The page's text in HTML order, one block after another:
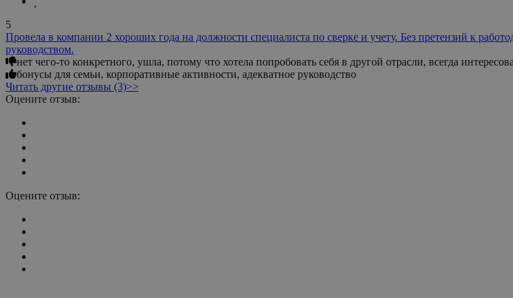
5
Провела в компании 2 хороших года на должности специалиста по сверке и учету. Без претензий к
руководством.
нет чего-то конкретного, ушла, потому что хотела попробовать себя в другой отрасли, всегда
бонусы для семьи, корпоративные активности, адекватное руководство
Читать другие отзывы (3)>>
Оцените отзыв:
Оцените отзыв: